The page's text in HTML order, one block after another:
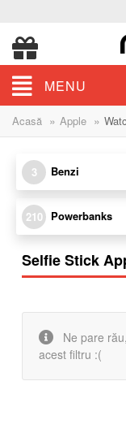
MENU
Acasă » Apple »
3 Benzi
210 Powerbanks
Selfie Stick
Ne pare
acest filtru :(